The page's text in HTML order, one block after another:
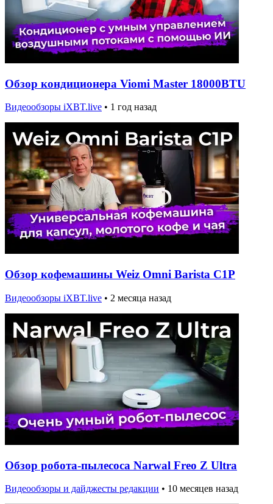
Обзор кондиционера Viomi Master 18000BTU
Видеообзоры iXBT.live • 1 год назад
Обзор кофемашины Weiz Omni Barista C1P
Видеообзоры iXBT.live • 2 месяца назад
Обзор робота-пылесоса Narwal Freo Z Ultra
Видеообзоры и дайджесты редакции • 10 месяцев назад